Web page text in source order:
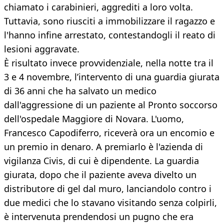
chiamato i carabinieri, aggrediti a loro volta.
Tuttavia, sono riusciti a immobilizzare il ragazzo e
l'hanno infine arrestato, contestandogli il reato di
lesioni aggravate.
È risultato invece provvidenziale, nella notte tra il
3 e 4 novembre, l’intervento di una guardia giurata
di 36 anni che ha salvato un medico
dall'aggressione di un paziente al Pronto soccorso
dell'ospedale Maggiore di Novara. L'uomo,
Francesco Capodiferro, riceverà ora un encomio e
un premio in denaro. A premiarlo è l'azienda di
vigilanza Civis, di cui è dipendente. La guardia
giurata, dopo che il paziente aveva divelto un
distributore di gel dal muro, lanciandolo contro i
due medici che lo stavano visitando senza colpirli,
è intervenuta prendendosi un pugno che era